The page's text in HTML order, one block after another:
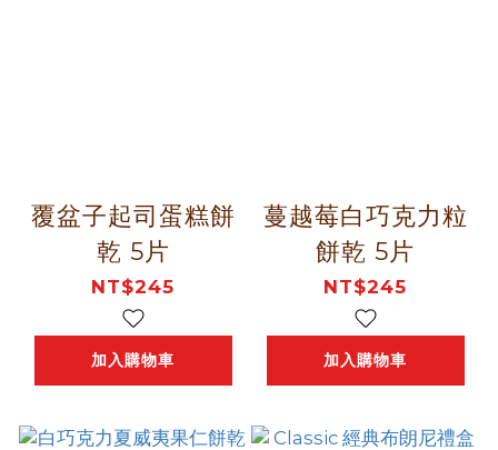
覆盆子起司蛋糕餅
乾 5片
NT$245
加入購物車
蔓越莓白巧克力粒
餅乾 5片
NT$245
加入購物車